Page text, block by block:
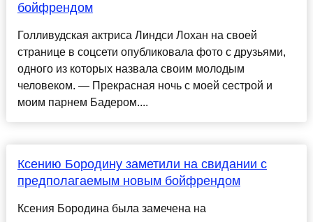
бойфрендом
Голливудская актриса Линдси Лохан на своей
странице в соцсети опубликовала фото с друзьями,
одного из которых назвала своим молодым
человеком. — Прекрасная ночь с моей сестрой и
моим парнем Бадером....
Ксению Бородину заметили на свидании с
предполагаемым новым бойфрендом
Ксения Бородина была замечена на